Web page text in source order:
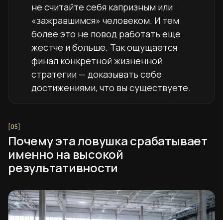
не считайте себя капризным или
«зажравшимся» человеком. И тем
более это не повод работать еще
жестче и больше. Так ощущается
финал конкретной жизненной
стратегии — доказывать себе
достижениями, что вы существуете.
Почему эта ловушка срабатывает
именно на высокой
результативности